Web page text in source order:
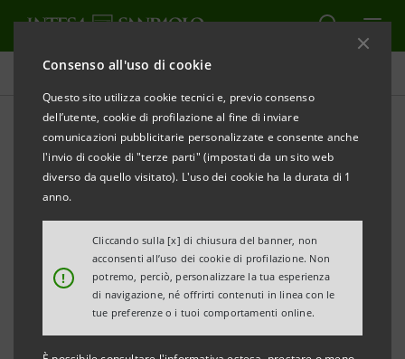
Consenso all'uso di cookie
Questo sito utilizza cookie tecnici e, previo consenso
dell’utente, cookie di profilazione al fine di inviare
comunicazioni pubblicitarie personalizzate e consente anche
l'invio di cookie di "terze parti" (impostati da un sito web
diverso da quello visitato). L'uso dei cookie ha la durata di 1
anno.
!
Cliccando sulla [x] di chiusura del banner, non
acconsenti all’uso dei cookie di profilazione. Non
potremo, perciò, personalizzare la tua esperienza
di navigazione, né offrirti contenuti in linea con le
tue preferenze o i tuoi comportamenti online.
Comunicati stampa
STAMPA AGGIORNA
BANCA 5: SUPERANO QUOTA 100MILA LE
OPERAZIONI DI PRELIEVO CONTANTI PRESSO LE
TABACCHERIE CONVENZIONATE
• Nei primi tre mesi dall’attivazione del servizio
sono stati prelevati oltre 10 milioni di Euro
Milano, 10 ottobre 2018– Sono state oltre 100mila le
operazioni di prelievo contanti presso le tabaccherie
convenzionate Banca 5 nei primi tre mesi